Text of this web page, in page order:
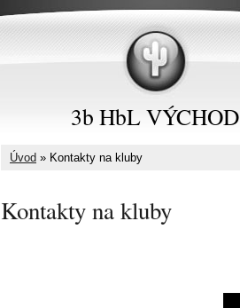
3b HbL VÝCHOD
Úvod » Kontakty na kluby
Kontakty na kluby